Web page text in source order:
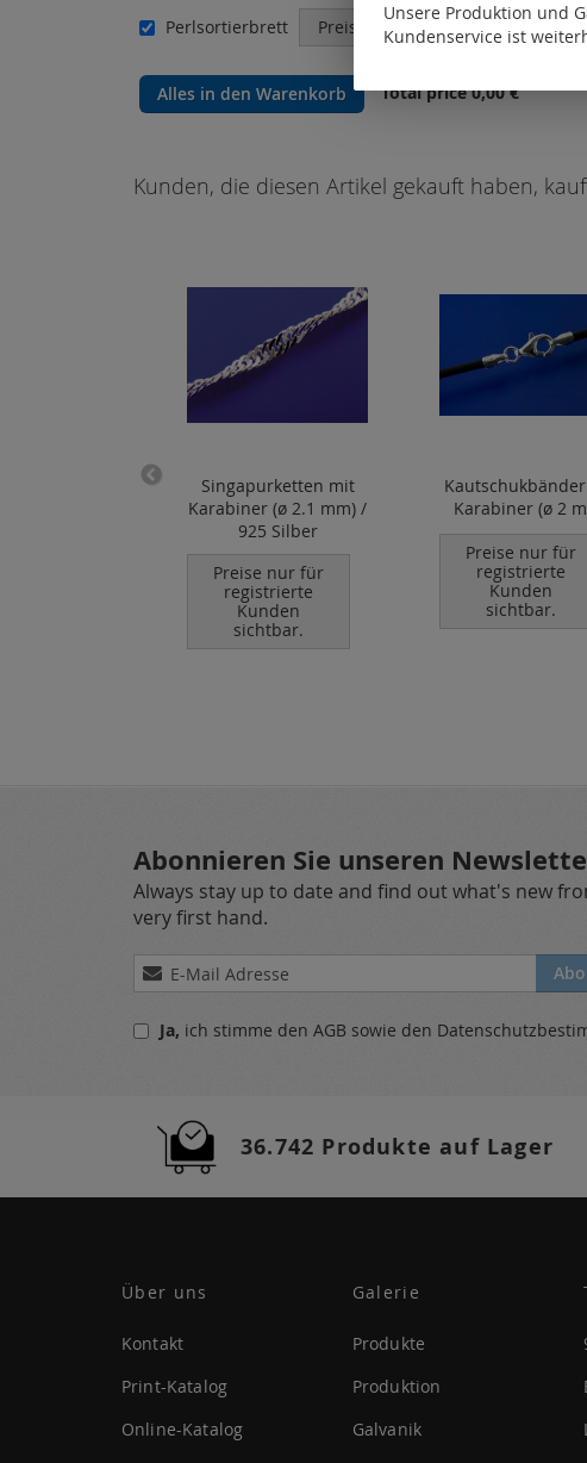
Perlsortierbrett Preise nur für registrierte
Alles in den Warenkorb Total price 0,00 €
Kunden, die diesen Artikel gekauft haben,
Singapurketten mit
Karabiner (ø 2.1 mm) /
925 Silber
Preise nur für
registrierte
Kunden
sichtbar.
Karabiner (ø 2
Preise nur für
registrierte
Kunden
sichtbar.
Abonnieren Sie unseren
Always stay up to date and find out what's new
very first hand.
Melden
Sie
für Ja, ich stimme den AGB sowie den
36.742 Produkte auf Lager
Über uns
Kontakt
Print-Katalog
Online-Katalog
Galerie
Produkte
Produktion
Galvanik
Unsere Produktion und
Kundenservice ist